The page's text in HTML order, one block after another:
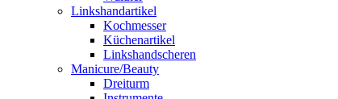
Linkshandartikel
Kochmesser
Küchenartikel
Linkshandscheren
Manicure/Beauty
Dreiturm